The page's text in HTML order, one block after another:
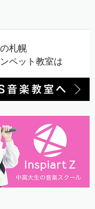
札幌
ンペット教室は